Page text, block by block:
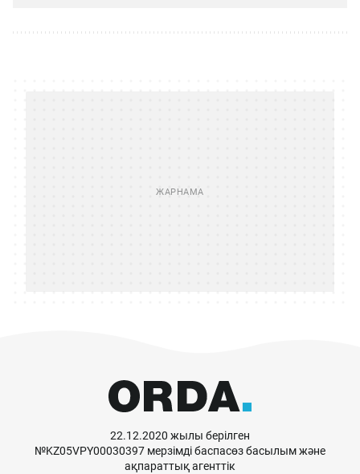
22.12.2020 жылы берілген
№KZ05VPY00030397 мерзімді баспасөз басылым және
ақпараттық агенттік